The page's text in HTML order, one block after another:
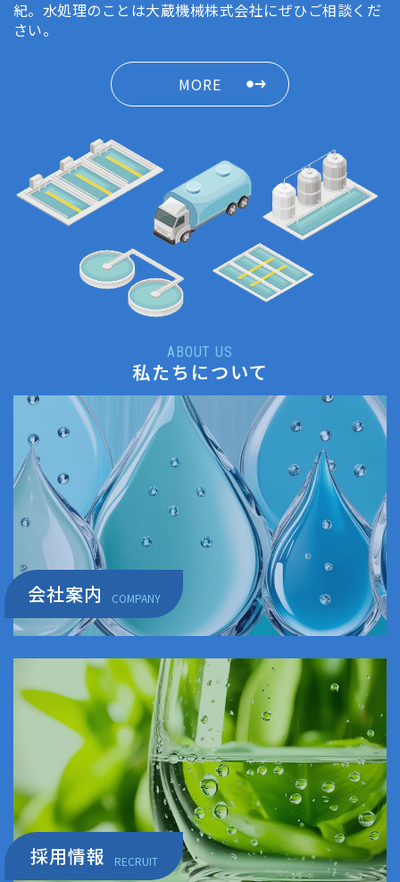
紀。水処理のことは大蔵機械株式会社にぜひご相談くだ
さい。
MORE
ABOUT US
私たちについて
会社案内 COMPANY
採用情報 RECRUIT